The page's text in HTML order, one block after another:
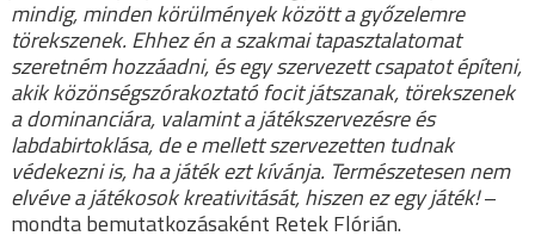
mindig, minden körülmények között a győzelemre
törekszenek. Ehhez én a szakmai tapasztalatomat
szeretném hozzáadni, és egy szervezett csapatot építeni,
akik közönségszórakoztató focit játszanak, törekszenek
a dominanciára, valamint a játékszervezésre és
labdabirtoklása, de e mellett szervezetten tudnak
védekezni is, ha a játék ezt kívánja. Természetesen nem
elvéve a játékosok kreativitását, hiszen ez egy játék!–
mondta bemutatkozásaként Retek Flórián.